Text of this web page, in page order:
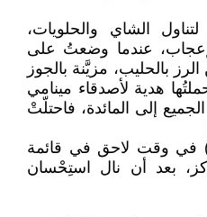
الشاي والحلويات،
عندما وضعتُ على
بالحليب، مزيَّنة بالجوز
هدية لأصدقاء مينامي
إلى المائدة، فاحتلّتْ
في وقت لاحق في قائمة
بعد أن نال استِحْسان